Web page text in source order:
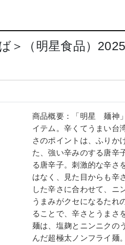
（明星食品）
商品概要：「明星 麺神
イテム。辛くてうまい台
さのポイントは、ふりか
た、強い辛みのする唐辛
る唐辛子。刺激的な辛さ
はなく、見た目からも辛
した辛さに合わせて、ニ
うまみがクセになるたれ
ることで、辛さとうまさ
麺は、塩麹とニンニクの
んだ超極太ノンフライ麺